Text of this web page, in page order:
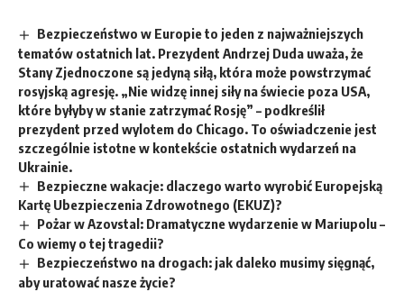
Bezpieczeństwo w Europie to jeden z najważniejszych
tematów ostatnich lat. Prezydent Andrzej Duda uważa, że
Stany Zjednoczone są jedyną siłą, która może powstrzymać
rosyjską agresję. „Nie widzę innej siły na świecie poza USA,
które byłyby w stanie zatrzymać Rosję” – podkreślił
prezydent przed wylotem do Chicago. To oświadczenie jest
szczególnie istotne w kontekście ostatnich wydarzeń na
Ukrainie.
Bezpieczne wakacje: dlaczego warto wyrobić Europejską
Kartę Ubezpieczenia Zdrowotnego (EKUZ)?
Pożar w Azovstal: Dramatyczne wydarzenie w Mariupolu –
Co wiemy o tej tragedii?
Bezpieczeństwo na drogach: jak daleko musimy sięgnąć,
aby uratować nasze życie?